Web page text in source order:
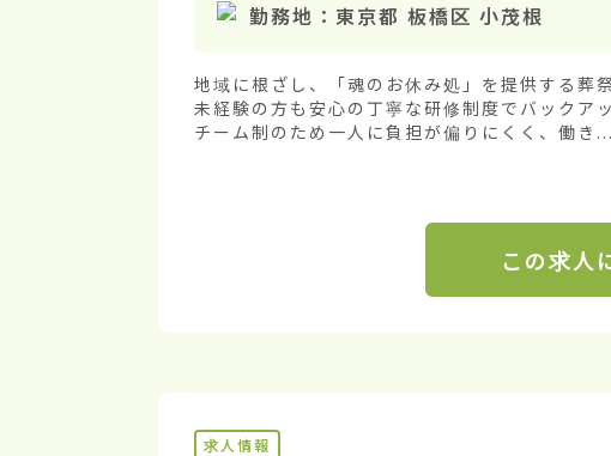
勤務地： 東京都 板橋区 小茂根
地域に根ざし、「魂のお休み処」を提供する葬
未経験の方も安心の丁寧な研修制度でバックア
チーム制のため一人に負担が偏りにくく、働き...
この求人
求人情報